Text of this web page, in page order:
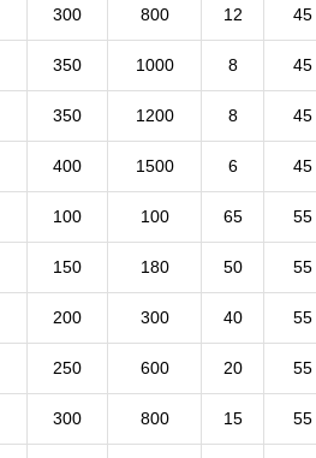
300 800 12 45
350 1000 8 45
350 1200 8 45
400 1500 6 45
100 100 65 55
150 180 50 55
200 300 40 55
250 600 20 55
300 800 15 55